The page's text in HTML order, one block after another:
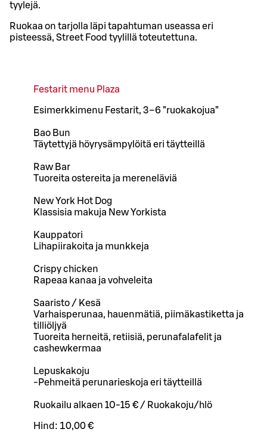
tyylejä.
Ruokaa on tarjolla läpi tapahtuman useassa eri
pisteessä, Street Food tyylillä toteutettuna.
Festarit menu Plaza
Esimerkkimenu Festarit, 3–6 ”ruokakojua”
Bao Bun
Täytettyjä höyrysämpylöitä eri täytteillä
Raw Bar
Tuoreita ostereita ja mereneläviä
New York Hot Dog
Klassisia makuja New Yorkista
Kauppatori
Lihapiirakoita ja munkkeja
Crispy chicken
Rapeaa kanaa ja vohveleita
Saaristo / Kesä
Varhaisperunaa, hauenmätiä, piimäkastiketta ja
tilliöljyä
Tuoreita herneitä, retiisiä, perunafalafelit ja
cashewkermaa
Lepuskakoju
-Pehmeitä perunarieskoja eri täytteillä
Ruokailu alkaen 10-15 € / Ruokakoju/hlö
Hind: 10,00 €